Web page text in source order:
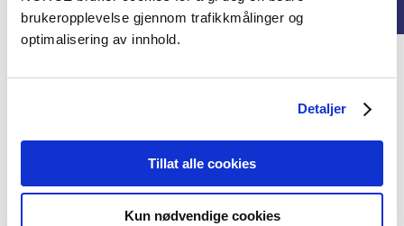
brukeropplevelse gjennom trafikkmålinger og
optimalisering av innhold.
Detaljer
Tillat alle cookies
Kun nødvendige cookies
Se alle prosjekter
Aktuelt